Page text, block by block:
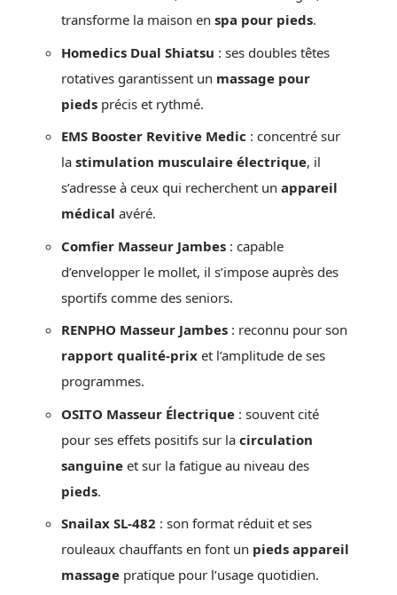
transforme la maison en spa pour pieds.
Homedics Dual Shiatsu : ses doubles têtes
rotatives garantissent un massage pour
pieds précis et rythmé.
EMS Booster Revitive Medic : concentré sur
la stimulation musculaire électrique, il
s’adresse à ceux qui recherchent un appareil
médical avéré.
Comfier Masseur Jambes : capable
d’envelopper le mollet, il s’impose auprès des
sportifs comme des seniors.
RENPHO Masseur Jambes : reconnu pour son
rapport qualité-prix et l’amplitude de ses
programmes.
OSITO Masseur Électrique : souvent cité
pour ses effets positifs sur la circulation
sanguine et sur la fatigue au niveau des
pieds.
Snailax SL-482 : son format réduit et ses
rouleaux chauffants en font un pieds appareil
massage pratique pour l’usage quotidien.